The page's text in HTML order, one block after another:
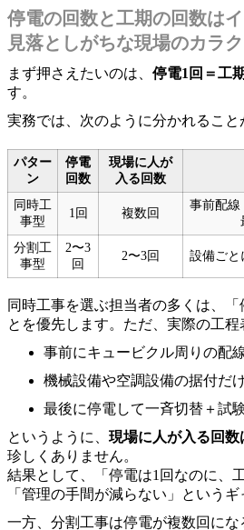
停電の回数と工期の回数は
見落としがちな現場のカラク
まず押さえたいのは、 停電1回＝工
す。
実務では、次のように分かれること
パター
ン
停電
回数
現場に人が
入る回数
同時工
事型
1回 複数回
事前配線
分割工
事型
2〜3
回
2〜3回 設備ごと
同時工事を選ぶ担当者の多くは、「
とを優先します。ただ、実際の工程
事前にキュービクル周りの配
機械設備や空調設備の据付だ
最後に停電して一斉切替＋試
というように、 現場に人が入る回数
珍しくありません。
結果として、「停電は1回なのに、
「管理の手間が減らない」というギ
一方、分割工事は停電が複数回にな